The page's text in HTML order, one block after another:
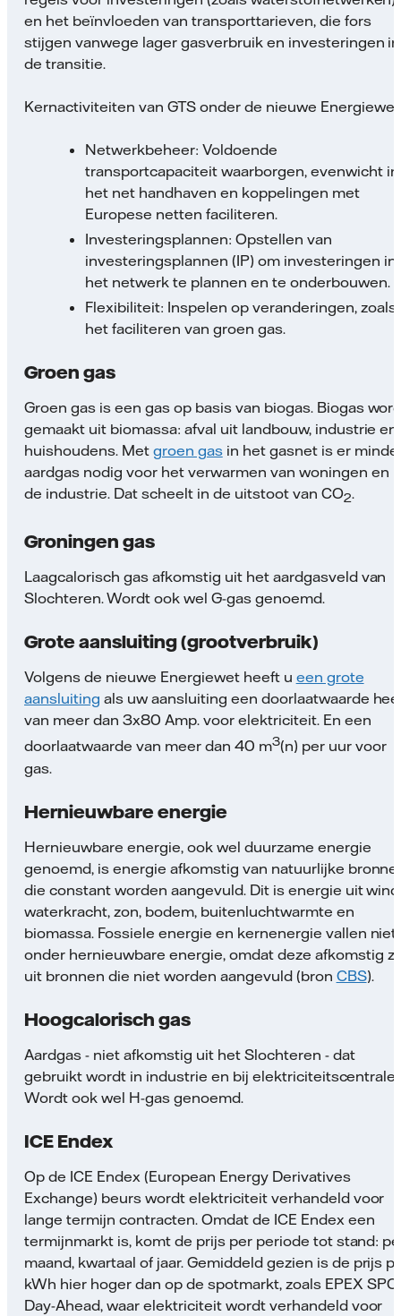
en het beïnvloeden van transporttarieven, die fors
stijgen vanwege lager gasverbruik en investeringen in
de transitie.
Kernactiviteiten van GTS onder de nieuwe
Netwerkbeheer: Voldoende
transportcapaciteit waarborgen, evenwicht in
het net handhaven en koppelingen met
Europese netten faciliteren.
Investeringsplannen: Opstellen van
investeringsplannen (IP) om investeringen in
het netwerk te plannen en te onderbouwen.
Flexibiliteit: Inspelen op veranderingen, zoals
het faciliteren van groen gas.
Groen gas
Groen gas is een gas op basis van biogas. Biogas
gemaakt uit biomassa: afval uit landbouw, industrie en
huishoudens. Met groen gasin het gasnet is er
aardgas nodig voor het verwarmen van woningen en
de industrie. Dat scheelt in de uitstoot van CO2.
Groningen gas
Laagcalorisch gas afkomstig uit het aardgasveld van
Slochteren. Wordt ook wel G-gas genoemd.
Grote aansluiting (grootverbruik)
Volgens de nieuwe Energiewet heeft u een grote
aansluiting als uw aansluiting een doorlaatwaarde
van meer dan 3x80 Amp. voor elektriciteit. En een
doorlaatwaarde van meer dan 40 m3(n) per uur voor
gas.
Hernieuwbare energie
Hernieuwbare energie, ook wel duurzame energie
genoemd, is energie afkomstig van natuurlijke
die constant worden aangevuld. Dit is energie uit
waterkracht, zon, bodem, buitenluchtwarmte en
biomassa. Fossiele energie en kernenergie vallen niet
onder hernieuwbare energie, omdat deze afkomstig
uit bronnen die niet worden aangevuld (bron CBS).
Hoogcalorisch gas
Aardgas - niet afkomstig uit het Slochteren - dat
gebruikt wordt in industrie en bij
Wordt ook wel H-gas genoemd.
ICE Endex
Op de ICE Endex (European Energy Derivatives
Exchange) beurs wordt elektriciteit verhandeld voor
lange termijn contracten. Omdat de ICE Endex een
termijnmarkt is, komt de prijs per periode tot stand:
maand, kwartaal of jaar. Gemiddeld gezien is de prijs
kWh hier hoger dan op de spotmarkt, zoals EPEX
Day-Ahead, waar elektriciteit wordt verhandeld voor